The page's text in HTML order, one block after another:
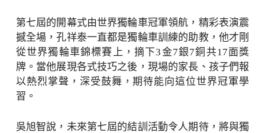
第七屆的開幕式由世界獨輪車冠軍領航，精彩表演震
撼全場，孔祥泰一直都是獨輪車訓練的助教，他才剛
從世界獨輪車錦標賽上，摘下3金7銀7銅共17面獎
牌。當他展現各式技巧之後，現場的家長、孩子們報
以熱烈掌聲，深受鼓舞，期待能向這位世界冠軍學
習。
吳旭智說，未來第七屆的結訓活動令人期待，將與獨